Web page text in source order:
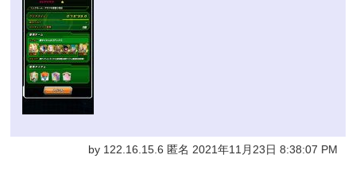
by 122.16.15.6 匿名 2021年11月23日 8:38:07 PM